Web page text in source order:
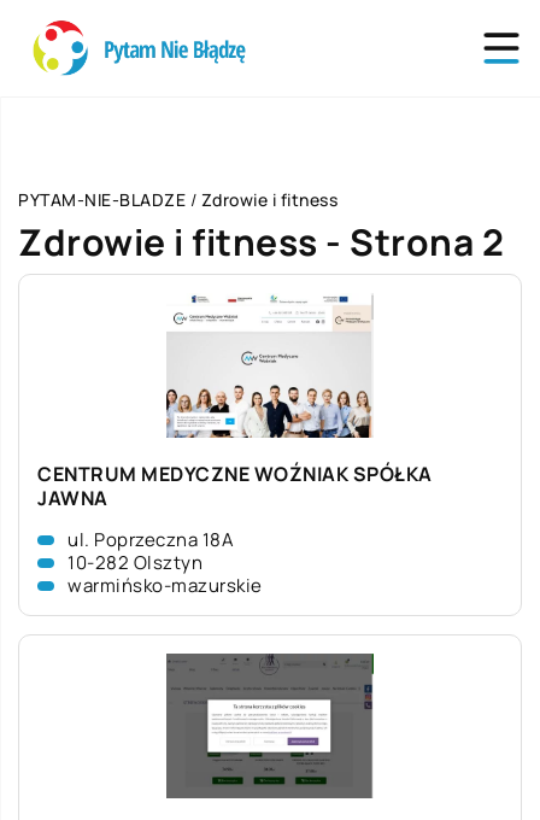
PYTAM-NIE-BLADZE / Zdrowie i fitness
Zdrowie i fitness - Strona 2
CENTRUM MEDYCZNE WOŹNIAK SPÓŁKA
JAWNA
ul. Poprzeczna 18A
10-282 Olsztyn
warmińsko-mazurskie